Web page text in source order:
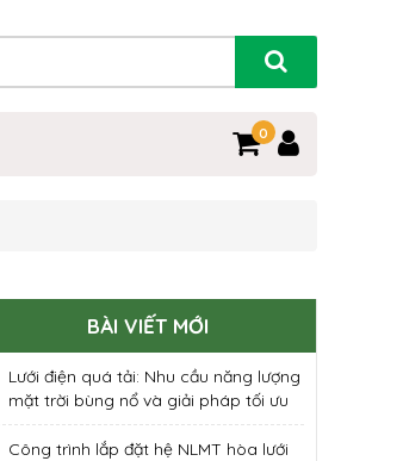
0
BÀI VIẾT MỚI
Lưới điện quá tải: Nhu cầu năng lượng
mặt trời bùng nổ và giải pháp tối ưu
Công trình lắp đặt hệ NLMT hòa lưới